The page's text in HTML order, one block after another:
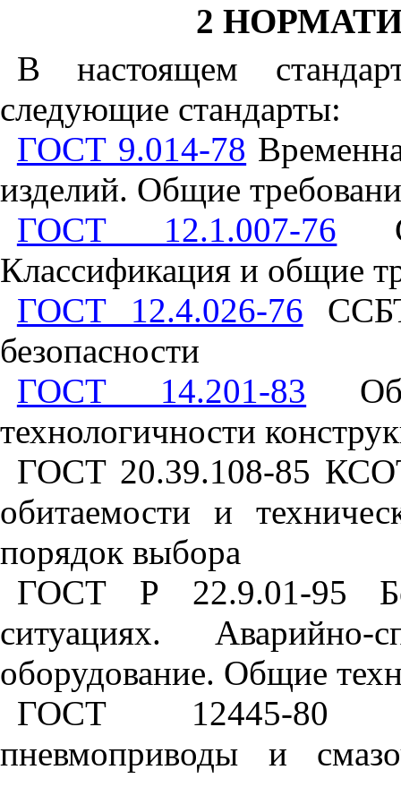
2
В настоящем
следующие стандарты:
ГОСТ 9.014-78
изделий. Общие
ГОСТ 12.1.007-76
Классификация и общие
ГОСТ 12.4.026-76
безопасности
ГОСТ 14.201-83
технологичности
ГОСТ 20.39.108-85
обитаемости и
порядок выбора
ГОСТ Р 22.9.01-95
ситуациях. Аварийно-
оборудование. Общие
ГОСТ 12445-80
пневмоприводы и